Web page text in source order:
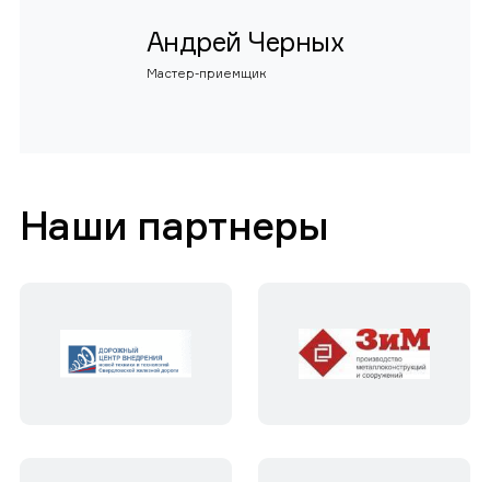
Андрей Черных
Мастер-приемщик
Наши партнеры